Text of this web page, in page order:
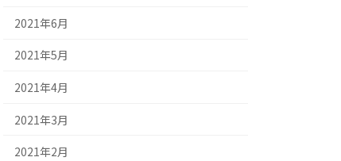
2021年6月
2021年5月
2021年4月
2021年3月
2021年2月